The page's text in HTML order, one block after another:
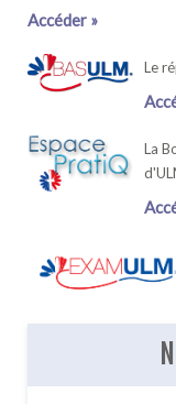
Accéder »
Le
La